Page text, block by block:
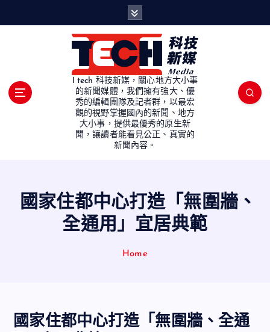
I tech 科技新媒，關心地方大小事
的新聞媒體，我們擁有強大、優
秀的編輯團隊及記者群，以最宏
觀的視野掌握國內的新聞、地方
大小事，提供最優秀的原生新
聞，讓讀者能看見公正、真實的
新聞內容。
國家住都中心打造「無圍牆、
全通用」宜居典範
Home
國家住都中心打造「無圍牆、全通